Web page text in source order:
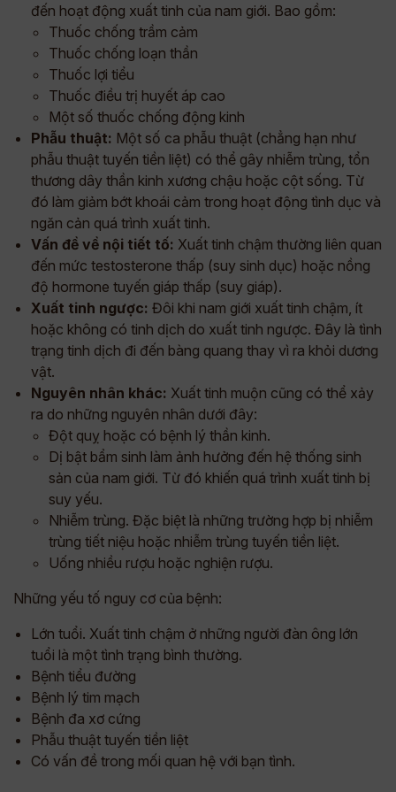
đến hoạt động xuất tinh của nam giới. Bao gồm:
Thuốc chống trầm cảm
Thuốc chống loạn thần
Thuốc lợi tiểu
Thuốc điều trị huyết áp cao
Một số thuốc chống động kinh
Phẫu thuật: Một số ca phẫu thuật (chẳng hạn như
phẫu thuật tuyến tiền liệt) có thể gây nhiễm trùng, tổn
thương dây thần kinh xương chậu hoặc cột sống. Từ
đó làm giảm bớt khoái cảm trong hoạt động tình dục và
ngăn cản quá trình xuất tinh.
Vấn đề về nội tiết tố: Xuất tinh chậm thường liên quan
đến mức testosterone thấp (suy sinh dục) hoặc nồng
độ hormone tuyến giáp thấp (suy giáp).
Xuất tinh ngược: Đôi khi nam giới xuất tinh chậm, ít
hoặc không có tinh dịch do xuất tinh ngược. Đây là tình
trạng tinh dịch đi đến bàng quang thay vì ra khỏi dương
vật.
Nguyên nhân khác: Xuất tinh muộn cũng có thể xảy
ra do những nguyên nhân dưới đây:
Đột quỵ hoặc có bệnh lý thần kinh.
Dị bật bẩm sinh làm ảnh hưởng đến hệ thống sinh
sản của nam giới. Từ đó khiến quá trình xuất tinh bị
suy yếu.
Nhiễm trùng. Đặc biệt là những trường hợp bị nhiễm
trùng tiết niệu hoặc nhiễm trùng tuyến tiền liệt.
Uống nhiều rượu hoặc nghiện rượu.
Những yếu tố nguy cơ của bệnh:
Lớn tuổi. Xuất tinh chậm ở những người đàn ông lớn
tuổi là một tình trạng bình thường.
Bệnh tiểu đường
Bệnh lý tim mạch
Bệnh đa xơ cứng
Phẫu thuật tuyến tiền liệt
Có vấn đề trong mối quan hệ với bạn tình.